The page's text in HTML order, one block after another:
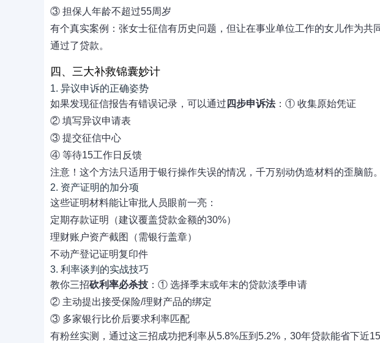
③ 担保人年龄不超过55周岁
有个真实案例：张女士征信有历史问题，但让在事业单位工作的女儿作为共
通过了贷款。
四、三大补救锦囊妙计
1. 异议申诉的正确姿势
如果发现征信报告有错误记录，可以通过 四步申诉法：① 收集原始凭证
② 填写异议申请表
③ 提交征信中心
④ 等待15工作日反馈
注意！这个方法只适用于银行操作失误的情况，千万别动伪造材料的歪脑筋。
2. 资产证明的加分项
这些证明材料能让审批人员眼前一亮：
定期存款证明（建议覆盖贷款金额的30%）
理财账户资产截图（需银行盖章）
不动产登记证明复印件
3. 利率谈判的实战技巧
教你三招砍利率必杀技 ：① 选择季末或年末的贷款淡季申请
② 主动提出接受保险/理财产品的绑定
③ 多家银行比价后要求利率匹配
有粉丝实测，通过这三招成功把利率从5.8%压到5.2%，30年贷款能省下近15